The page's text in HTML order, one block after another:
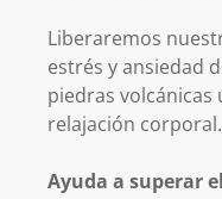
Liberaremos
estrés y ansiedad
piedras volcánicas
relajación corporal.
Ayuda a superar